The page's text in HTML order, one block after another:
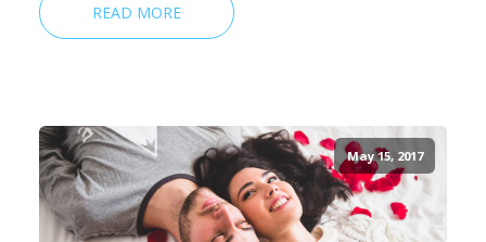
READ MORE
May 15, 2017